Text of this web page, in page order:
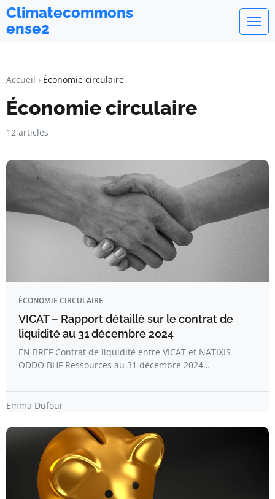
Climatecommons
ense2
Accueil Économie circulaire
Économie circulaire
12 articles
ÉCONOMIE CIRCULAIRE
VICAT – Rapport détaillé sur le contrat de
liquidité au 31 décembre 2024
EN BREF Contrat de liquidité entre VICAT et NATIXIS
ODDO BHF Ressources au 31 décembre 2024…
Emma Dufour